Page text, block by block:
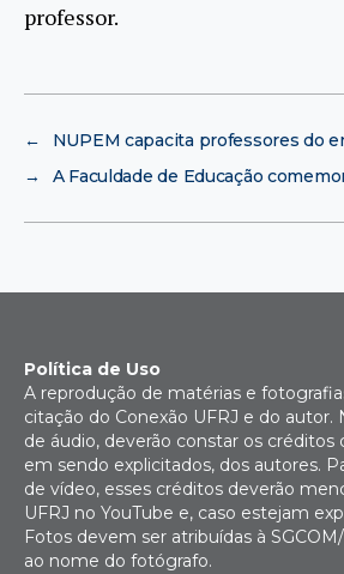
professor.
←
NUPEM capacita professores do
→
A Faculdade de Educação
Política de Uso
A reprodução de matérias e
citação do Conexão UFRJ e do autor.
de áudio, deverão constar os créditos
em sendo explicitados, dos autores.
de vídeo, esses créditos deverão
UFRJ no YouTube e, caso estejam
Fotos devem ser atribuídas à
ao nome do fotógrafo.